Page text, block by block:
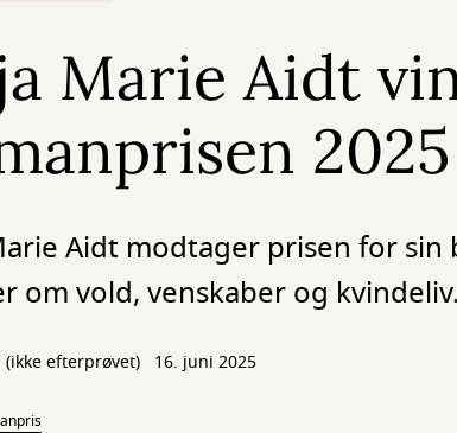
Marie Aidt
2025
Aidt modtager prisen for
om vold, venskaber og kvindeliv.
(ikke efterprøvet) 16. juni 2025